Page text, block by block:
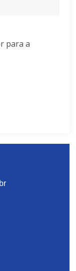
para a